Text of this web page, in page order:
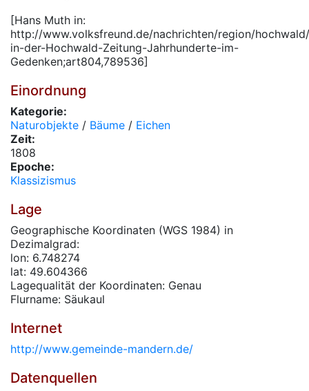
[Hans Muth in:
http://www.volksfreund.de/nachrichten/region/
in-der-Hochwald-Zeitung-Jahrhunderte-im-
Gedenken;art804,789536]
Einordnung
Kategorie:
Naturobjekte / Bäume / Eichen
Zeit:
1808
Epoche:
Klassizismus
Lage
Geographische Koordinaten (WGS 1984) in
Dezimalgrad:
lon: 6.748274
lat: 49.604366
Lagequalität der Koordinaten: Genau
Flurname: Säukaul
Internet
http://www.gemeinde-mandern.de/
Datenquellen